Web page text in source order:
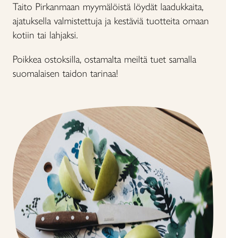
Taito Pirkanmaan myymälöistä löydät laadukkaita,
ajatuksella valmistettuja ja kestäviä tuotteita omaan
kotiin tai lahjaksi.
Poikkea ostoksilla, ostamalta meiltä tuet samalla
suomalaisen taidon tarinaa!